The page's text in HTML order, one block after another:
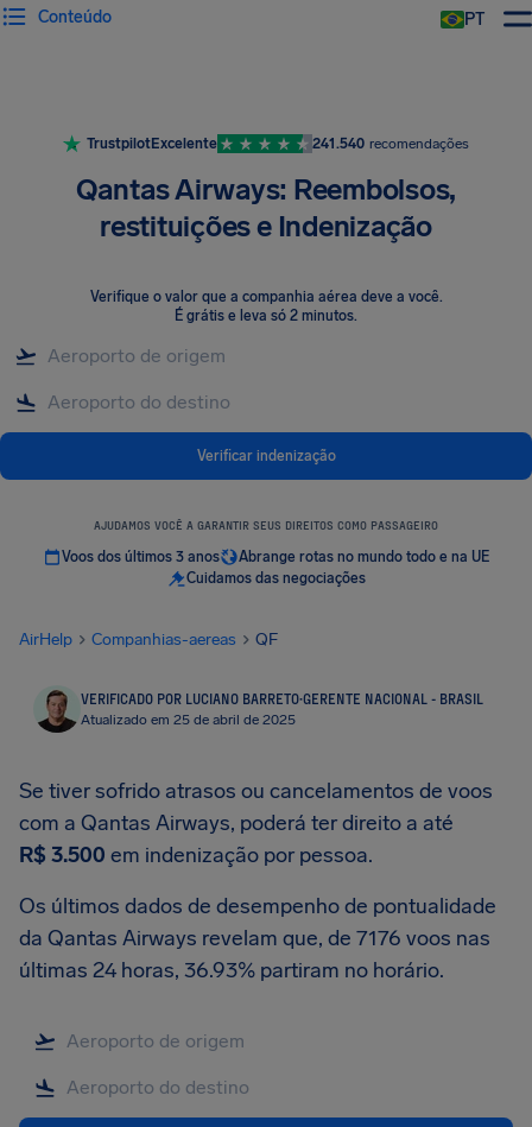
PT
Conteúdo
TrustpilotExcelente 241.540 recomendações
Qantas Airways: Reembolsos,
restituições e Indenização
Verifique o valor que a companhia aérea deve a você.
É grátis e leva só 2 minutos.
Verificar indenização
AJUDAMOS VOCÊ A GARANTIR SEUS DIREITOS COMO PASSAGEIRO
Voos dos últimos 3 anos
Abrange rotas no mundo todo e na UE
Cuidamos das negociações
AirHelp Companhias-aereas QF
VERIFICADO POR LUCIANO BARRETO·GERENTE NACIONAL - BRASIL
Atualizado em 25 de abril de 2025
Se tiver sofrido atrasos ou cancelamentos de voos
com a Qantas Airways, poderá ter direito a até
R$ 3.500 em indenização por pessoa.
Os últimos dados de desempenho de pontualidade
da Qantas Airways revelam que, de 7176 voos nas
últimas 24 horas, 36.93% partiram no horário.